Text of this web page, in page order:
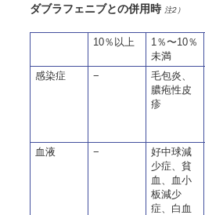
ダブラフェニブとの併用時 注2）
10％以上
1％〜10％
未満
感染症 −
毛包炎、
膿疱性皮
疹
血液 −
好中球減
少症、貧
血、血小
板減少
症、白血